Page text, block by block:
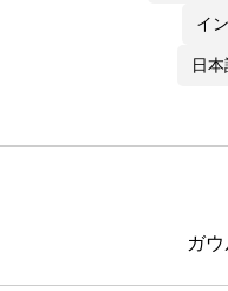
イ
日
ガ